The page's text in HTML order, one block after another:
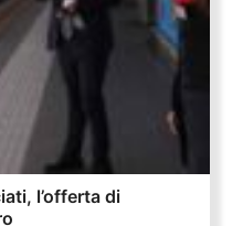
l’offerta di